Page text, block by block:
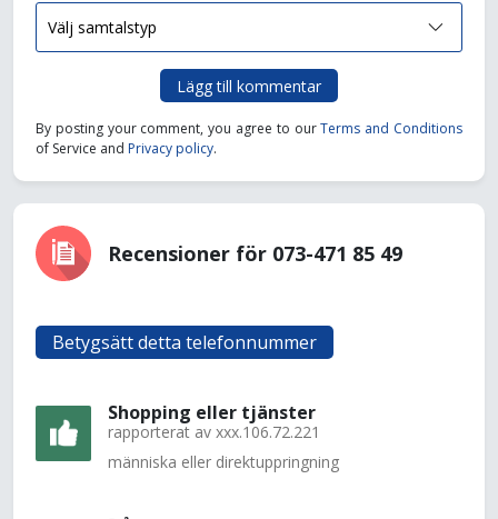
Lägg till kommentar
By posting your comment, you agree to ourTerms and Conditions
of Service and Privacy policy.
Recensioner för 073-471 85 49
Betygsätt detta telefonnummer
Shopping eller tjänster
rapporterat av xxx.106.72.221
människa eller direktuppringning